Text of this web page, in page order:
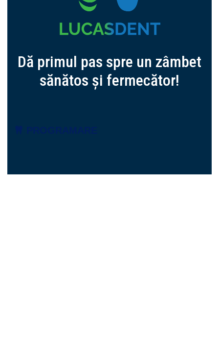
Dă primul pas spre un zâmbet
sănătos și fermecător!